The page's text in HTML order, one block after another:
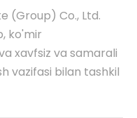
(Group) Co., Ltd.
ko'mir
xavfsiz va samarali
vazifasi bilan tashkil